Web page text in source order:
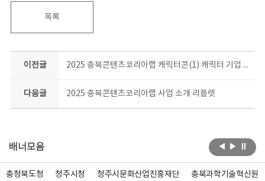
목록
이전글 2025 충북콘텐츠코리아랩 캐릭터콘(1) 캐릭터 기업 지원사업 결과 발표
다음글 2025 충북콘텐츠코리아랩 사업 소개 리플렛
배너모음
충청북도청 청주시청 청주시문화산업진흥재단 충북과학기술혁신원